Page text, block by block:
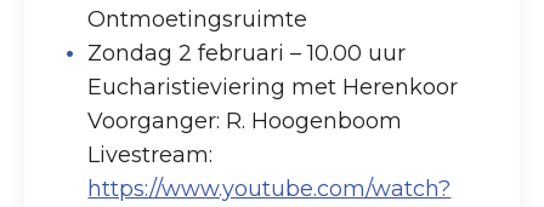
Ontmoetingsruimte
Zondag 2 februari – 10.00 uur
Eucharistieviering met Herenkoor
Voorganger: R. Hoogenboom
Livestream:
https://www.youtube.com/watch?